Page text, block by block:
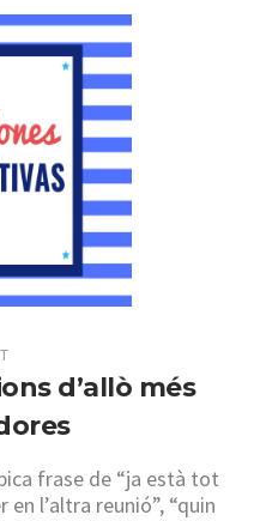
d’allò més
frase de “ja està tot
l’altra reunió”, “quin